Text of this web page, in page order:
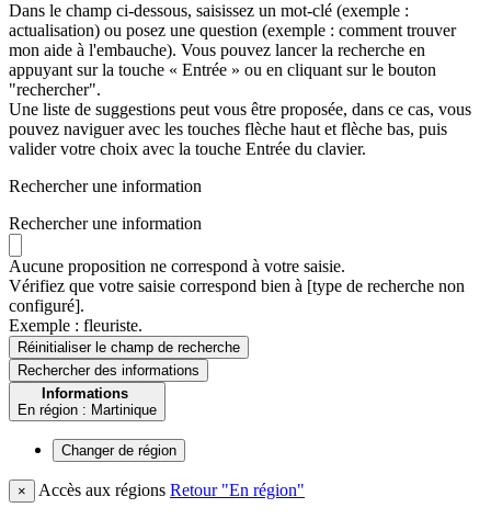
Dans le champ ci-dessous, saisissez un mot-clé (exemple :
actualisation) ou posez une question (exemple : comment trouver
mon aide à l'embauche). Vous pouvez lancer la recherche en
appuyant sur la touche « Entrée » ou en cliquant sur le bouton
"rechercher".
Une liste de suggestions peut vous être proposée, dans ce cas, vous
pouvez naviguer avec les touches flèche haut et flèche bas, puis
valider votre choix avec la touche Entrée du clavier.
Rechercher une information
Rechercher une information
Aucune proposition ne correspond à votre saisie.
Vérifiez que votre saisie correspond bien à [type de recherche non
configuré].
Exemple : fleuriste.
Réinitialiser le champ de recherche
Rechercherdes informations
Informations
En région : Martinique
Changer de région
× Accès aux régions Retour "En région"